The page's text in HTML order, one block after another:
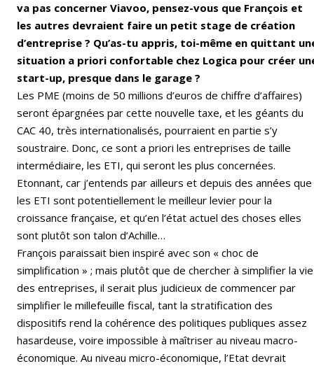
va pas concerner Viavoo, pensez-vous que François et
les autres devraient faire un petit stage de création
d’entreprise ? Qu’as-tu appris, toi-même en quittant
situation a priori confortable chez Logica pour créer
start-up, presque dans le garage ?
Les PME (moins de 50 millions d’euros de chiffre d’affaires)
seront épargnées par cette nouvelle taxe, et les géants du
CAC 40, très internationalisés, pourraient en partie s’y
soustraire. Donc, ce sont a priori les entreprises de taille
intermédiaire, les ETI, qui seront les plus concernées.
Etonnant, car j’entends par ailleurs et depuis des années que
les ETI sont potentiellement le meilleur levier pour la
croissance française, et qu’en l’état actuel des choses elles
sont plutôt son talon d’Achille…
François paraissait bien inspiré avec son « choc de
simplification » ; mais plutôt que de chercher à simplifier la vie
des entreprises, il serait plus judicieux de commencer par
simplifier le millefeuille fiscal, tant la stratification des
dispositifs rend la cohérence des politiques publiques assez
hasardeuse, voire impossible à maîtriser au niveau macro-
économique. Au niveau micro-économique, l’Etat devrait